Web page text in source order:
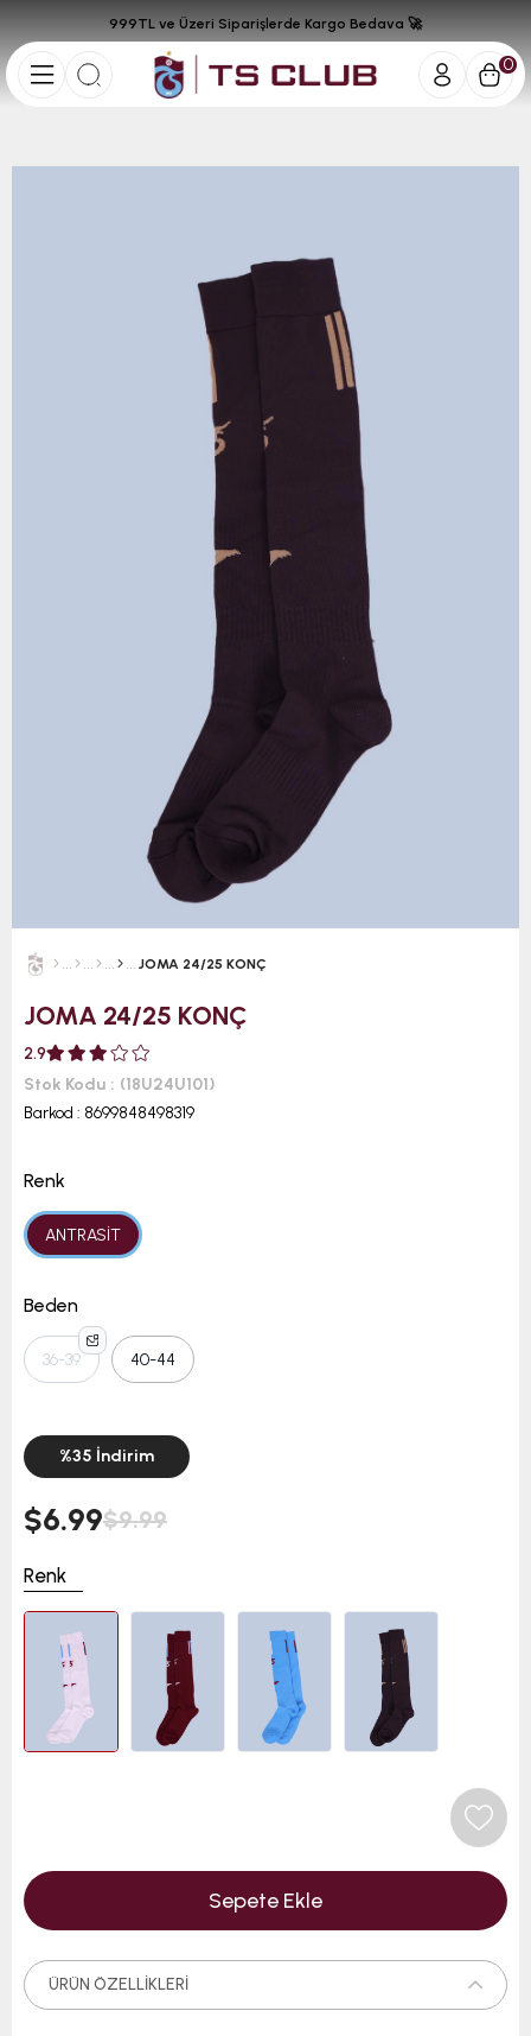
0
999TL ve Üzeri Siparişlerde Kargo Bedava 🚀
JOMA 24/25 KONÇ
JOMA 24/25 KONÇ
2.9
Stok Kodu
(18U24U101)
Barkod : 8699848498319
Renk
ANTRASİT
Beden
36-39 40-44
%35 İndirim
$9.99
$6.99
Renk
ÜRÜN ÖZELLIKLERI